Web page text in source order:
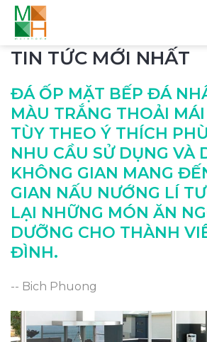
TIN TỨC MỚI NHẤT
ĐÁ ỐP MẶT BẾP ĐÁ
MÀU TRẮNG THOẢI
TÙY THEO Ý THÍCH
NHU CẦU SỬ DỤNG VÀ
KHÔNG GIAN MANG
GIAN NẤU NƯỚNG LÍ
LẠI NHỮNG MÓN ĂN
DƯỠNG CHO THÀNH
ĐÌNH.
-- Bich Phuong